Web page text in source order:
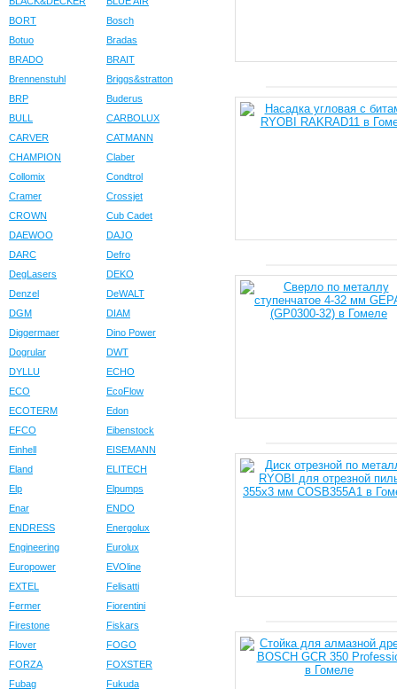
BORT
Bosch
Botuo
Bradas
BRADO
BRAIT
Brennenstuhl
Briggs&stratton
BRP
Buderus
BULL
CARBOLUX
CARVER
CATMANN
CHAMPION
Claber
Collomix
Condtrol
Cramer
Crossjet
CROWN
Cub Cadet
DAEWOO
DAJO
DARC
Defro
DegLasers
DEKO
Denzel
DeWALT
DGM
DIAM
Diggermaer
Dino Power
Dogrular
DWT
DYLLU
ECHO
ECO
EcoFlow
ECOTERM
Edon
EFCO
Eibenstock
Einhell
EISEMANN
Eland
ELITECH
Elp
Elpumps
Enar
ENDO
ENDRESS
Energolux
Engineering
Eurolux
Europower
EVOline
EXTEL
Felisatti
Fermer
Fiorentini
Firestone
Fiskars
Flover
FOGO
FORZA
FOXSTER
Fubag
Fukuda